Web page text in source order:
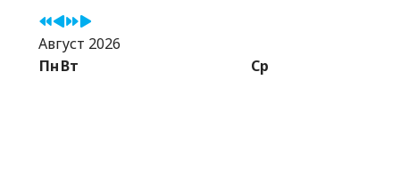
Август 2026
ПнВт Ср